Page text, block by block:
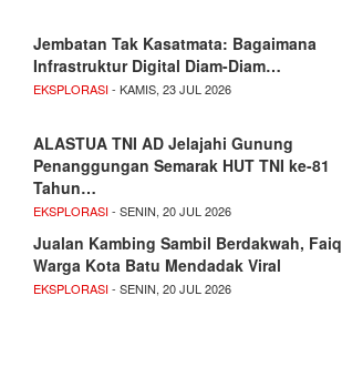
Jembatan Tak Kasatmata: Bagaimana
Infrastruktur Digital Diam-Diam…
EKSPLORASI- KAMIS, 23 JUL 2026
ALASTUA TNI AD Jelajahi Gunung
Penanggungan Semarak HUT TNI ke-81
Tahun…
EKSPLORASI- SENIN, 20 JUL 2026
Jualan Kambing Sambil Berdakwah, Faiq
Warga Kota Batu Mendadak Viral
EKSPLORASI- SENIN, 20 JUL 2026